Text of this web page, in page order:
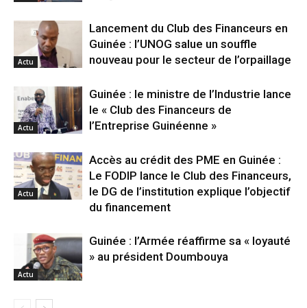
Actu
Lancement du Club des Financeurs en
Guinée : l’UNOG salue un souffle
nouveau pour le secteur de l’orpaillage
Actu
Guinée : le ministre de l’Industrie lance
le « Club des Financeurs de
l’Entreprise Guinéenne »
Actu
Accès au crédit des PME en Guinée :
Le FODIP lance le Club des Financeurs,
le DG de l’institution explique l’objectif
du financement
Actu
Guinée : l’Armée réaffirme sa « loyauté
» au président Doumbouya